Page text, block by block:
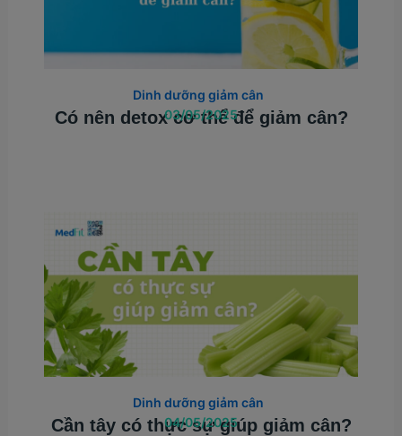
Có nên detox cơ thể để giảm cân?
Dinh dưỡng giảm cân
03/05/2025
Cần tây có thực sự giúp giảm cân?
Dinh dưỡng giảm cân
04/05/2025